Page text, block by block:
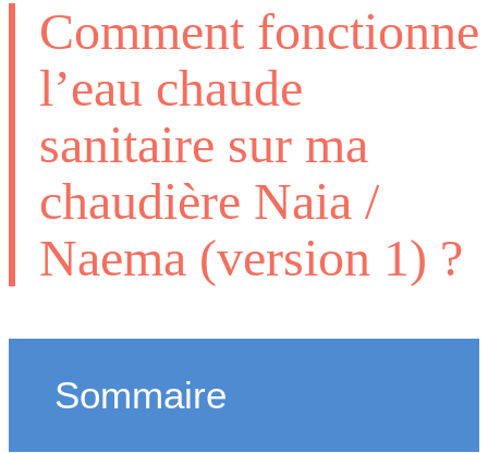
Comment fonctionne
l’eau chaude
sanitaire sur ma
chaudière Naia /
Naema (version 1) ?
Sommaire